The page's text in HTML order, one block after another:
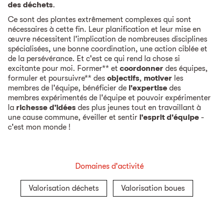
des déchets.
Ce sont des plantes extrêmement complexes qui sont
nécessaires à cette fin. Leur planification et leur mise en
œuvre nécessitent l'implication de nombreuses disciplines
spécialisées, une bonne coordination, une action ciblée et
de la persévérance. Et c'est ce qui rend la chose si
excitante pour moi. Former** et coordonner des équipes,
formuler et poursuivre** des objectifs, motiver les
membres de l'équipe, bénéficier de l'expertise des
membres expérimentés de l'équipe et pouvoir expérimenter
la richesse d'idées des plus jeunes tout en travaillant à
une cause commune, éveiller et sentir l'esprit d'équipe -
c'est mon monde !
Domaines d'activité
Valorisation déchets Valorisation boues